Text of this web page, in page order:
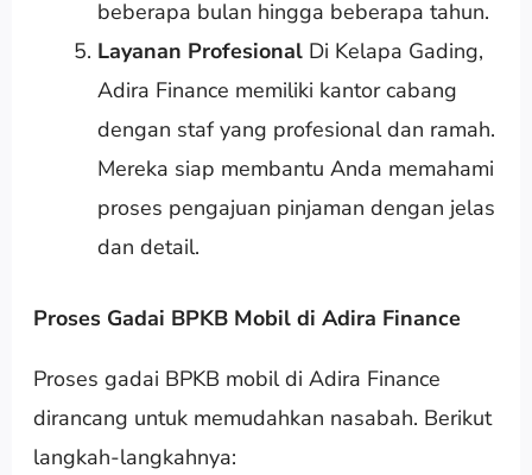
beberapa bulan hingga beberapa tahun.
Layanan ProfesionalDi Kelapa Gading,
Adira Finance memiliki kantor cabang
dengan staf yang profesional dan ramah.
Mereka siap membantu Anda memahami
proses pengajuan pinjaman dengan jelas
dan detail.
Proses Gadai BPKB Mobil di Adira Finance
Proses gadai BPKB mobil di Adira Finance
dirancang untuk memudahkan nasabah. Berikut
langkah-langkahnya: